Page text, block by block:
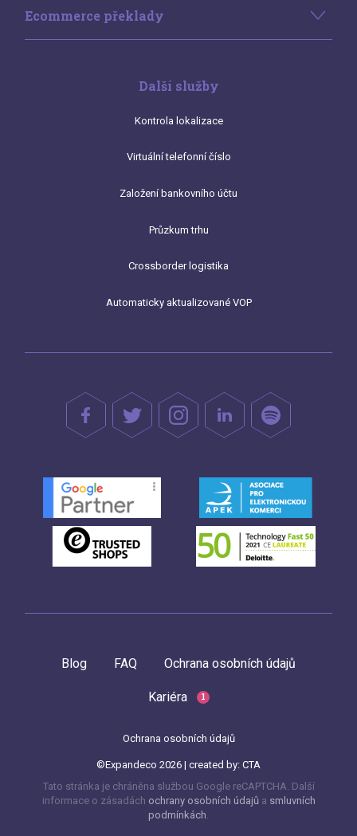
Ecommerce překlady
Další služby
Kontrola lokalizace
Virtuální telefonní číslo
Založení bankovního účtu
Průzkum trhu
Crossborder logistika
Automaticky aktualizované VOP
Blog FAQ Ochrana osobních údajů
Kariéra 1
Ochrana osobních údajů
©Expandeco 2026 | created by: CTA
Tato stránka je chráněna službou Google reCAPTCHA. Další
informace o zásadách ochrany osobních údajů a smluvních
podmínkách